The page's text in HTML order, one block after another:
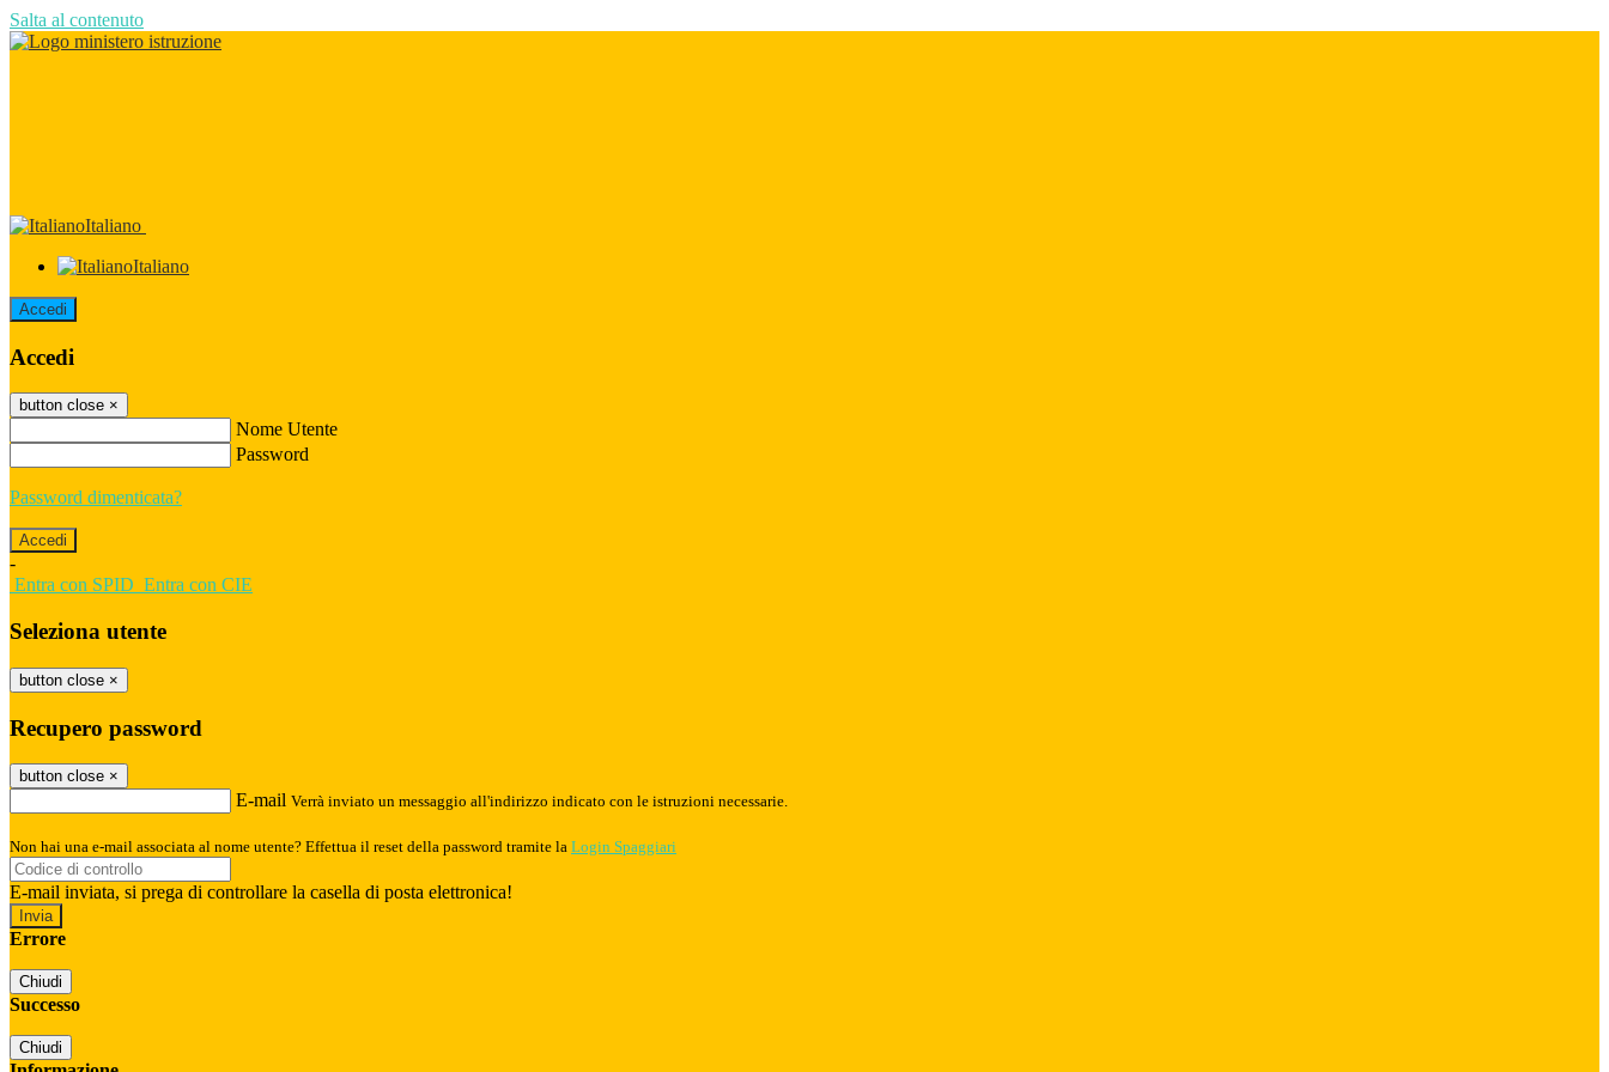
Salta al contenuto
Italiano
Italiano
Accedi
Accedi
button close ×
Nome Utente
Password
Password dimenticata?
-
Entra con SPID Entra con CIE
Seleziona utente
button close ×
Recupero password
button close ×
E-mail Verrà inviato un messaggio all'indirizzo indicato con le istruzioni necessarie.
Non hai una e-mail associata al nome utente? Effettua il reset della password tramite la Login Spaggiari
E-mail inviata, si prega di controllare la casella di posta elettronica!
Errore
Chiudi
Successo
Chiudi